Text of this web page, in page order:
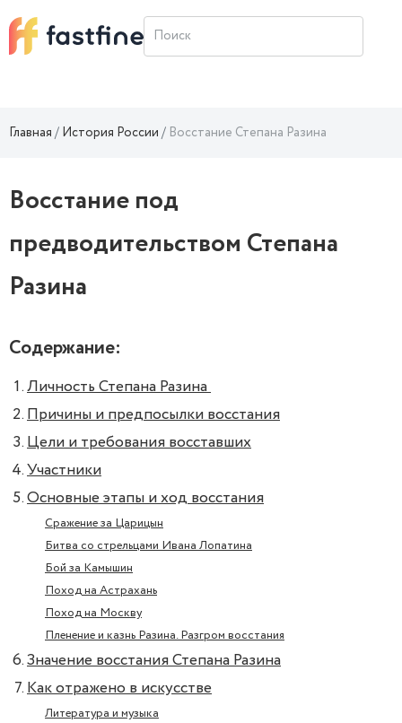
Главная История России Восстание Степана Разина
Восстание под
предводительством Степана
Разина
Содержание:
Личность Степана Разина
Причины и предпосылки восстания
Цели и требования восставших
Участники
Основные этапы и ход восстания
Сражение за Царицын
Битва со стрельцами Ивана Лопатина
Бой за Камышин
Поход на Астрахань
Поход на Москву
Пленение и казнь Разина. Разгром восстания
Значение восстания Степана Разина
Как отражено в искусстве
Литература и музыка